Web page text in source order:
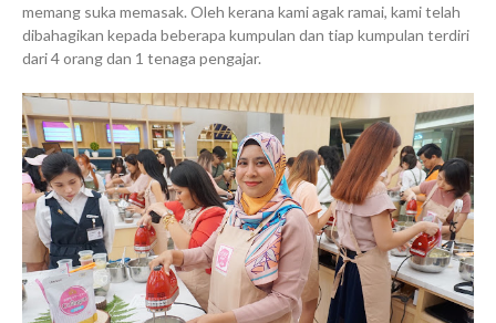
memang suka memasak. Oleh kerana kami agak ramai, kami telah
dibahagikan kepada beberapa kumpulan dan tiap kumpulan terdiri
dari 4 orang dan 1 tenaga pengajar.